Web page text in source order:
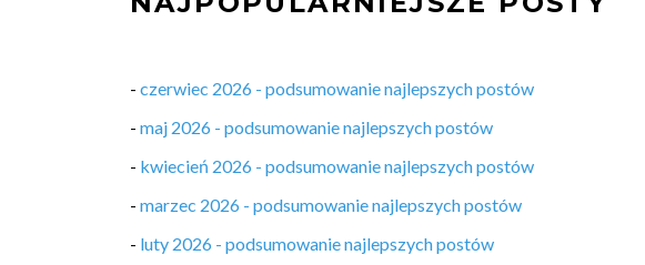
- czerwiec 2026 - podsumowanie najlepszych postów
- maj 2026 - podsumowanie najlepszych postów
- kwiecień 2026 - podsumowanie najlepszych postów
- marzec 2026 - podsumowanie najlepszych postów
- luty 2026 - podsumowanie najlepszych postów